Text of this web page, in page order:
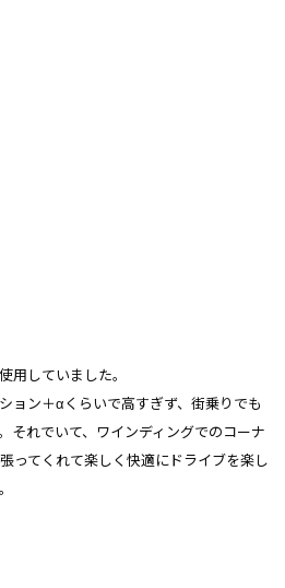
用していました。
ョン＋αくらいで高すぎず、街乗りでも
それでいて、ワインディングでのコーナ
ってくれて楽しく快適にドライブを楽し